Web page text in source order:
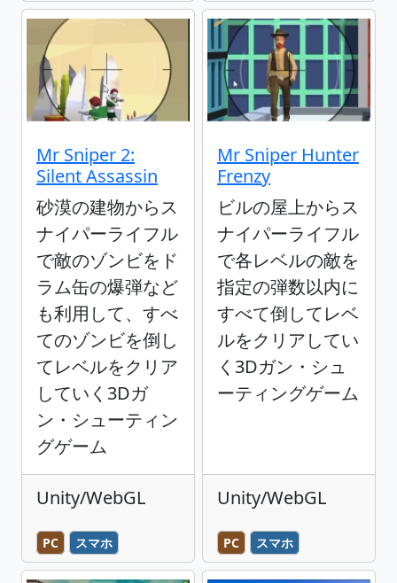
Mr Sniper 2:
Silent Assassin
砂漠の建物からス
ナイパーライフル
で敵のゾンビをド
ラム缶の爆弾など
も利用して、すべ
てのゾンビを倒し
てレベルをクリア
していく3Dガ
ン・シューティン
グゲーム
Unity/WebGL
PC スマホ
Mr Sniper Hunter
Frenzy
ビルの屋上からス
ナイパーライフル
で各レベルの敵を
指定の弾数以内に
すべて倒してレベ
ルをクリアしてい
く3Dガン・シュ
ーティングゲーム
Unity/WebGL
PC スマホ